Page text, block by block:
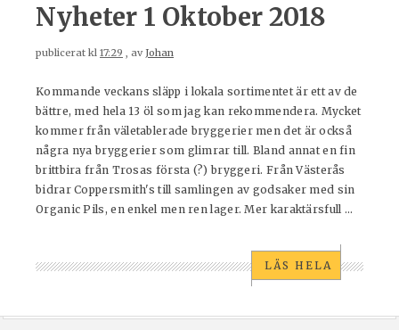
Nyheter 1 Oktober 2018
publicerat kl 17:29 , avJohan
Kommande veckans släpp i lokala sortimentet är ett av de
bättre, med hela 13 öl som jag kan rekommendera. Mycket
kommer från väletablerade bryggerier men det är också
några nya bryggerier som glimrar till. Bland annat en fin
brittbira från Trosas första (?) bryggeri. Från Västerås
bidrar Coppersmith's till samlingen av godsaker med sin
Organic Pils, en enkel men ren lager. Mer karaktärsfull ...
LÄS HELA